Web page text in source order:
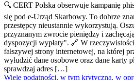
🔍 CERT Polska obserwuje kampanię
się pod e-Urząd Skarbowy. To dobrze
przestępcy nieustannie wykorzystują.
przyznanym zwrocie pieniędzy i
dyspozycji wypłaty". 🔗 W
fałszywej strony internetowej, na której
wyłudzić dane osobowe oraz dane karty
sprawdzaj adres […]
Wiele podatności, w tym krytyczna, w